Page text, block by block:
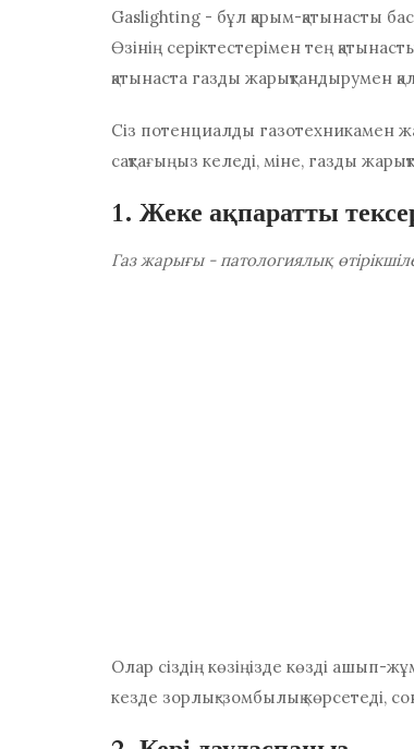
Gaslighting - бұл қарым-қатынасты
Өзінің серіктестерімен тең
қатынаста газды жарықтандырумен
Сіз потенциалды газотехникамен
сақтағыңыз келеді, міне, газды
1. Жеке ақпаратты
Газ жарығы - патологиялық
Олар сіздің көзіңізде көзді ашып-
кезде зорлық-зомбылық көрсетеді,